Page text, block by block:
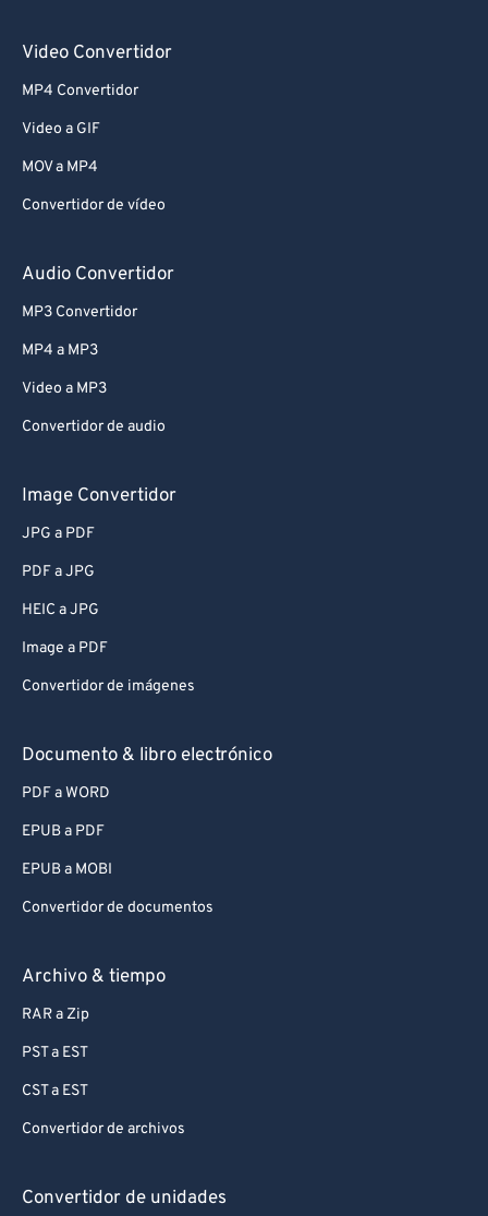
Video Convertidor
MP4 Convertidor
Video a GIF
MOV a MP4
Convertidor de vídeo
Audio Convertidor
MP3 Convertidor
MP4 a MP3
Video a MP3
Convertidor de audio
Image Convertidor
JPG a PDF
PDF a JPG
HEIC a JPG
Image a PDF
Convertidor de imágenes
Documento & libro electrónico
PDF a WORD
EPUB a PDF
EPUB a MOBI
Convertidor de documentos
Archivo & tiempo
RAR a Zip
PST a EST
CST a EST
Convertidor de archivos
Convertidor de unidades